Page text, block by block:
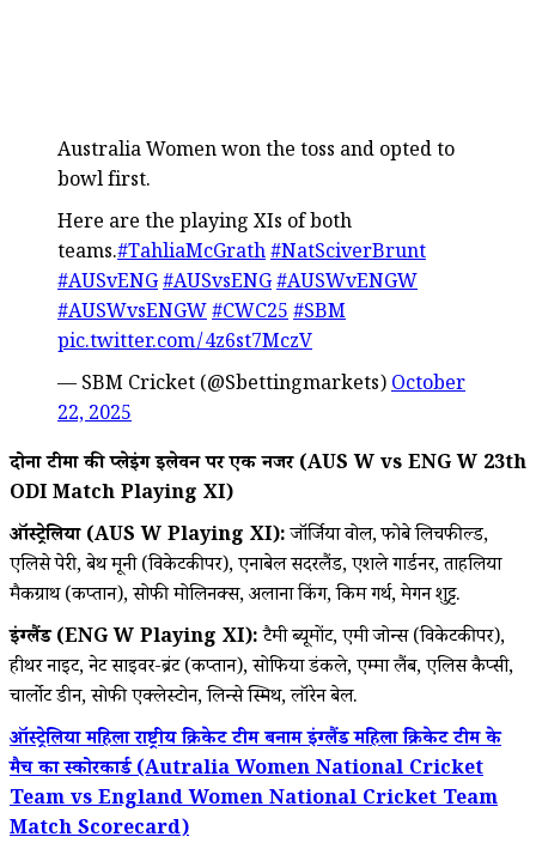
Australia Women won the toss and opted to
bowl first.
Here are the playing XIs of both
teams.#TahliaMcGrath#NatSciverBrunt
#AUSvENG#AUSvsENG#AUSWvENGW
#AUSWvsENGW#CWC25#SBM
pic.twitter.com/4z6st7MczV
— SBM Cricket (@Sbettingmarkets)October
22, 2025
दोनों टीमों की प्लेइंग इलेवन पर एक नजर (AUS W vs ENG W 23th
ODI Match Playing XI)
ऑस्ट्रेलिया (AUS W Playing XI):जॉर्जिया वोल, फोबे लिचफील्ड,
एलिसे पेरी, बेथ मूनी (विकेटकीपर), एनाबेल सदरलैंड, एशले गार्डनर, ताहलिया
मैकग्राथ (कप्तान), सोफी मोलिनक्स, अलाना किंग, किम गर्थ, मेगन शुट्ट.
इंग्लैंड (ENG W Playing XI):टैमी ब्यूमोंट, एमी जोन्स (विकेटकीपर),
हीथर नाइट, नेट साइवर-ब्रंट (कप्तान), सोफिया डंकले, एम्मा लैंब, एलिस कैप्सी,
चार्लोट डीन, सोफी एक्लेस्टोन, लिन्से स्मिथ, लॉरेन बेल.
ऑस्ट्रेलिया महिला राष्ट्रीय क्रिकेट टीम बनाम इंग्लैंड महिला क्रिकेट टीम के
मैच का स्कोरकार्ड (Autralia Women National Cricket
Team vs England Women National Cricket Team
Match Scorecard)